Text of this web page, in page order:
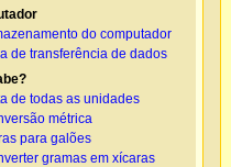
do computador
de transferência de dados
de todas as unidades
métrica
para galões
gramas em xícaras